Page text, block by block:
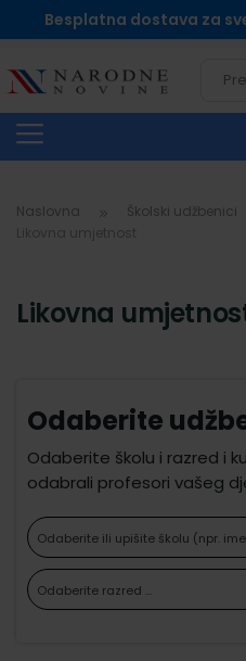
Besplatna dostava za
Naslovna Školski udžbenici
Likovna
Odaberite
Odaberite školu i razred i
odabrali profesori vašeg
Odaberite ili upišite školu (npr.
Odaberite razred ...